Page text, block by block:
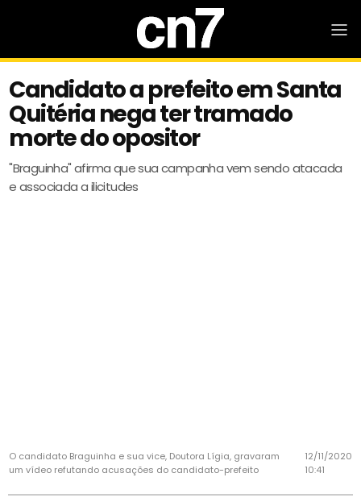
Candidato a prefeito em Santa
Quitéria nega ter tramado
morte do opositor
"Braguinha" afirma que sua campanha vem sendo atacada
e associada a ilicitudes
O candidato Braguinha e sua vice, Doutora Lígia, gravaram
um vídeo refutando acusações do candidato-prefeito
12/11/2020
10:41